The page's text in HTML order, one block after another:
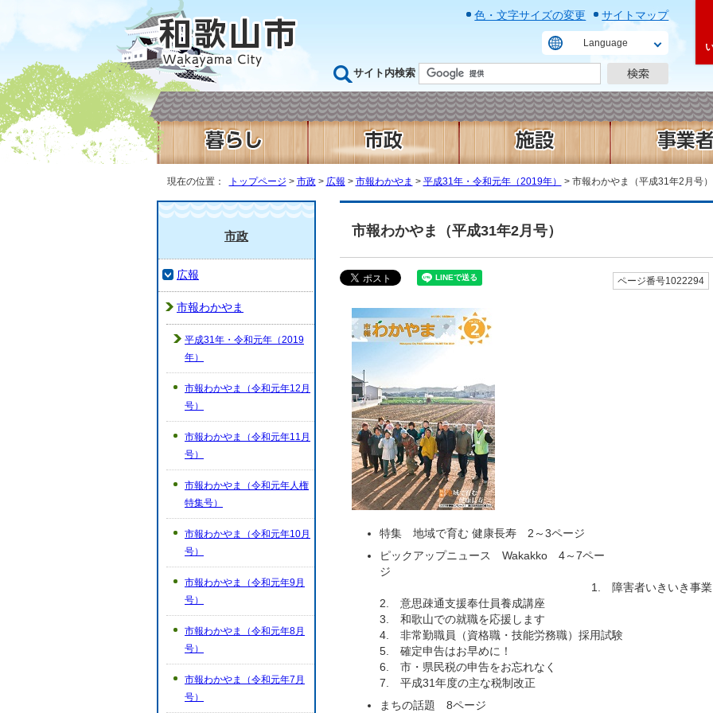
色・文字サイズの変更 サイトマップ
Language
サイト内検索
現在の位置： トップページ > 市政> 広報 > 市報わかやま > 平成31年・令和元年（2019年） > 市報わかやま（平成31年2月号）
市報わかやま（平成31年2月号）
ページ番号1022294
特集 地域で育む 健康長寿 2～3ページ
ピックアップニュース Wakakko 4～7ペー
1. 障害者いきいき事業（2019年度
2. 意思疎通支援奉仕員養成講座
3. 和歌山での就職を応援します
4. 非常勤職員（資格職・技能労務職）採用試験
5. 確定申告はお早めに！
6. 市・県民税の申告をお忘れなく
7. 平成31年度の主な税制改正
まちの話題 8ページ
市政
広報
市報わかやま
平成31年・令和元年（2019
年）
市報わかやま（令和元年12月
号）
市報わかやま（令和元年11月
号）
市報わかやま（令和元年人権
特集号）
市報わかやま（令和元年10月
号）
市報わかやま（令和元年9月
号）
市報わかやま（令和元年8月
号）
市報わかやま（令和元年7月
号）